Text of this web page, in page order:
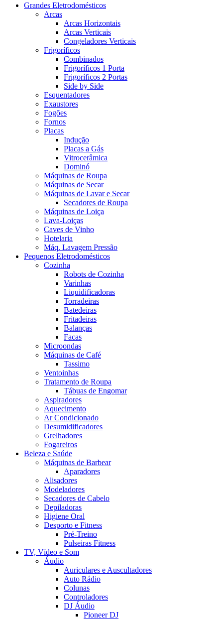
Grandes Eletrodomésticos
Arcas
Arcas Horizontais
Arcas Verticais
Congeladores Verticais
Frigoríficos
Combinados
Frigoríficos 1 Porta
Frigoríficos 2 Portas
Side by Side
Esquentadores
Exaustores
Fogões
Fornos
Placas
Indução
Placas a Gás
Vitrocerâmica
Dominó
Máquinas de Roupa
Máquinas de Secar
Máquinas de Lavar e Secar
Secadores de Roupa
Máquinas de Loiça
Lava-Loiças
Caves de Vinho
Hotelaria
Máq. Lavagem Pressão
Pequenos Eletrodomésticos
Cozinha
Robots de Cozinha
Varinhas
Liquidificadoras
Torradeiras
Batedeiras
Fritadeiras
Balanças
Facas
Microondas
Máquinas de Café
Tassimo
Ventoinhas
Tratamento de Roupa
Tábuas de Engomar
Aspiradores
Aquecimento
Ar Condicionado
Desumidificadores
Grelhadores
Fogareiros
Beleza e Saúde
Máquinas de Barbear
Aparadores
Alisadores
Modeladores
Secadores de Cabelo
Depiladoras
Higiene Oral
Desporto e Fitness
Pré-Treino
Pulseiras Fitness
TV, Vídeo e Som
Áudio
Auriculares e Auscultadores
Auto Rádio
Colunas
Controladores
DJ Áudio
Pioneer DJ